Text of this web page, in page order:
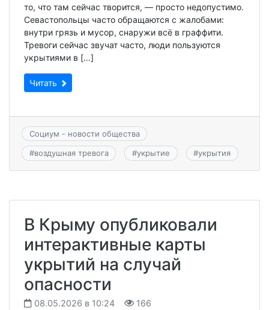
то, что там сейчас творится, — просто недопустимо.
Севастопольцы часто обращаются с жалобами:
внутри грязь и мусор, снаружи всё в граффити.
Тревоги сейчас звучат часто, люди пользуются
укрытиями в […]
Читать
Социум - новости общества
#воздушная тревога #укрытие #укрытия
В Крыму опубликовали
интерактивные карты
укрытий на случай
опасности
08.05.2026 в 10:24 166